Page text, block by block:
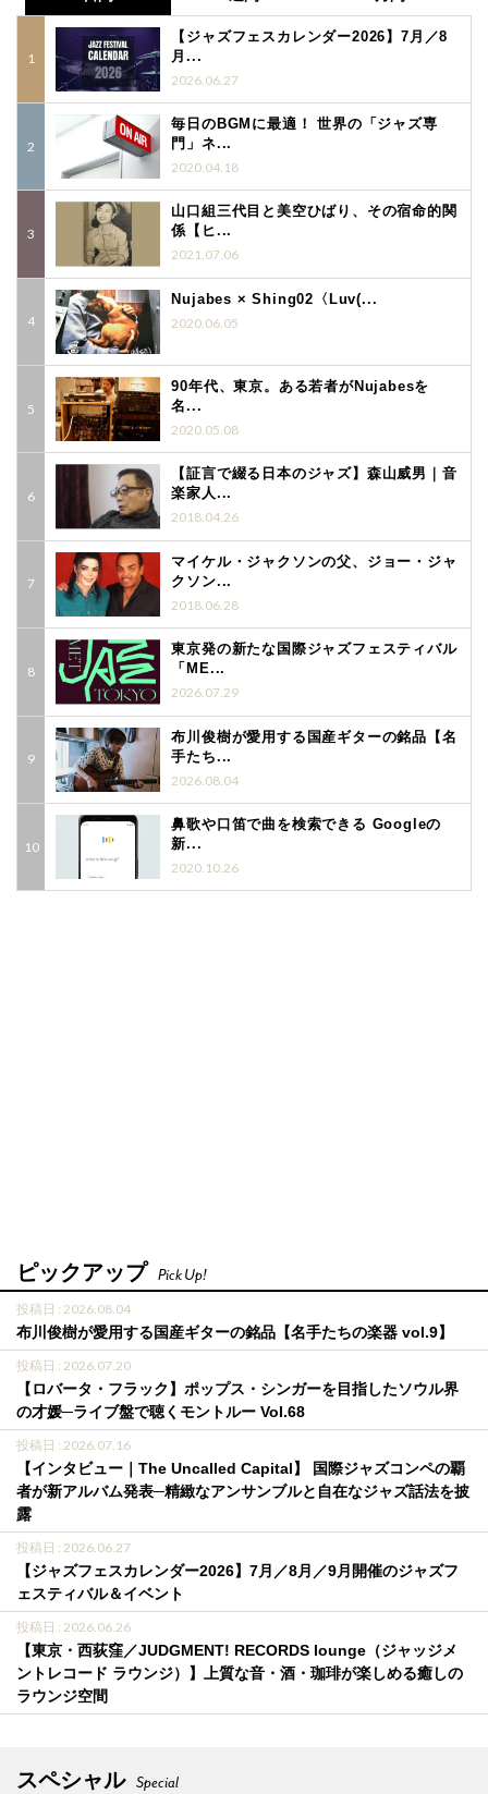
【ジャズフェスカレンダー2026】7月／8
月...
2026.06.27
毎日のBGMに最適！ 世界の「ジャズ専
門」ネ...
2020.04.18
山口組三代目と美空ひばり、その宿命的関
係【ヒ...
2021.07.06
Nujabes × Shing02〈Luv(...
2020.06.05
90年代、東京。ある若者がNujabesを
名...
2020.05.08
【証言で綴る日本のジャズ】森山威男｜音
楽家人...
2018.04.26
マイケル・ジャクソンの父、ジョー・ジャ
クソン...
2018.06.28
東京発の新たな国際ジャズフェスティバル
「ME...
2026.07.29
布川俊樹が愛用する国産ギターの銘品【名
手たち...
2026.08.04
鼻歌や口笛で曲を検索できる Googleの
新...
2020.10.26
ピックアップ Pick Up!
投稿日 : 2026.08.04
布川俊樹が愛用する国産ギターの銘品【名手たちの楽器 vol.9】
投稿日 : 2026.07.20
【ロバータ・フラック】ポップス・シンガーを目指したソウル界
の才媛─ライブ盤で聴くモントルー Vol.68
投稿日 : 2026.07.16
【インタビュー｜The Uncalled Capital】 国際ジャズコンペの覇
者が新アルバム発表─精緻なアンサンブルと自在なジャズ話法を披
露
投稿日 : 2026.06.27
【ジャズフェスカレンダー2026】7月／8月／9月開催のジャズフ
ェスティバル＆イベント
投稿日 : 2026.06.26
【東京・西荻窪／JUDGMENT! RECORDS lounge（ジャッジメ
ントレコード ラウンジ）】上質な音・酒・珈琲が楽しめる癒しの
ラウンジ空間
スペシャル Special